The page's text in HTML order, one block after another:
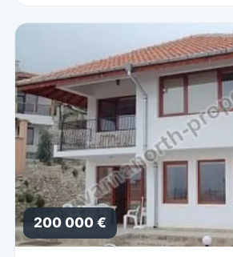
200 000 €